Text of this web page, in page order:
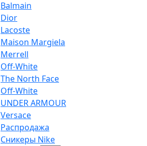
Balmain
Dior
Lacoste
Maison Margiela
Merrell
Off-White
The North Face
Off-White
UNDER ARMOUR
Versace
Распродажа
Сникеры Nike